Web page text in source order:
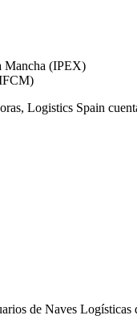
Mancha (IPEX)
Logistics Spain
de Naves Logísticas